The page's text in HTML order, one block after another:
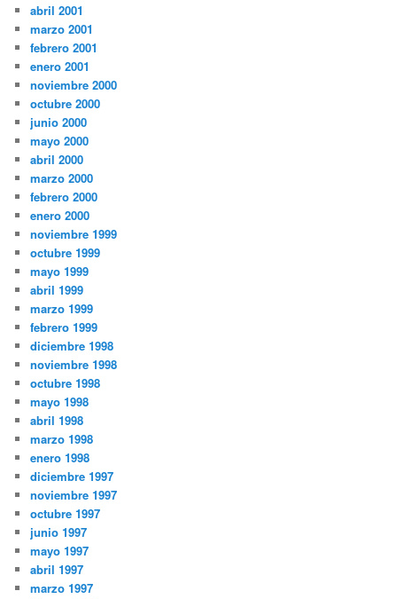
abril 2001
marzo 2001
febrero 2001
enero 2001
noviembre 2000
octubre 2000
junio 2000
mayo 2000
abril 2000
marzo 2000
febrero 2000
enero 2000
noviembre 1999
octubre 1999
mayo 1999
abril 1999
marzo 1999
febrero 1999
diciembre 1998
noviembre 1998
octubre 1998
mayo 1998
abril 1998
marzo 1998
enero 1998
diciembre 1997
noviembre 1997
octubre 1997
junio 1997
mayo 1997
abril 1997
marzo 1997